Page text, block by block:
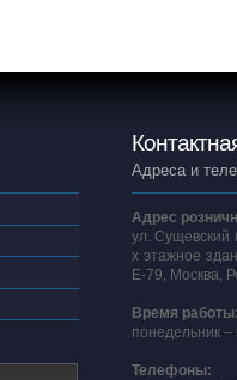
Адреса и
Адрес
ул. Сущевский
х этажное
E-79, Москва,
Время
понедельник –
Телефоны: